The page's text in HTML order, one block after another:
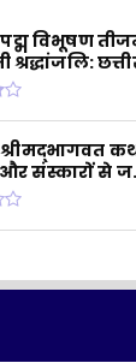
में अमानक
उत्पादों प...
July 31, 2026
लिंक केनाल के
करोड़ र...
में देरी
विभूषण
श्रद्धांजलि:
श्रीमद्भागवत
संस्कारों से